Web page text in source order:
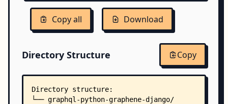
Copy all Download
Directory Structure Copy
Directory structure:
└── graphql-python-graphene-django/